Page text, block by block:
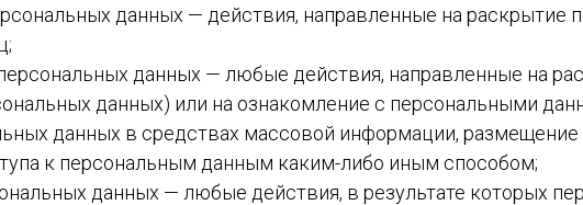
РУБАШКИ
СВИТЕРА
СПОРТИВНЫЕ
КОСТЮМЫ ЗИМА
СПОРТИВНЫЕ
данных — действия, направленные на
данных — любые действия, направленные на
данных) или на ознакомление с персональными
данных в средствах массовой информации,
к персональным данным каким-либо иным способом;
данных — любые действия, в результате которых